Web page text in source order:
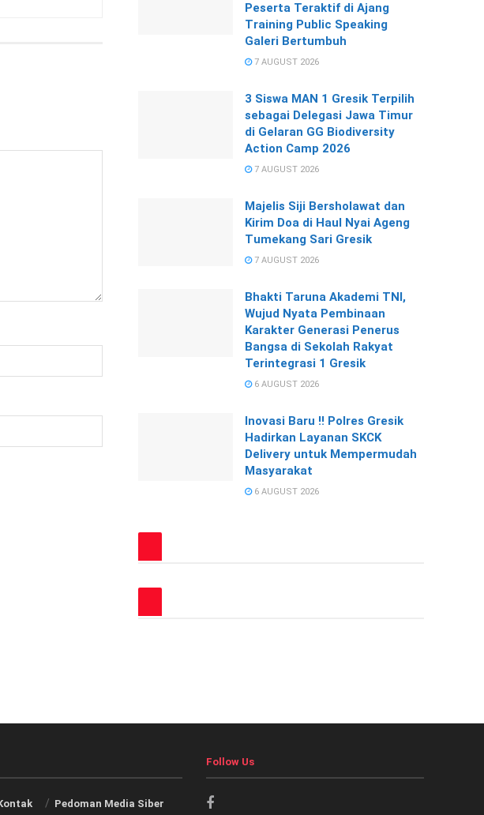
Peserta Teraktif di Ajang
Training Public Speaking
Galeri Bertumbuh
7 AUGUST 2026
3 Siswa MAN 1 Gresik Terpilih
sebagai Delegasi Jawa Timur
di Gelaran GG Biodiversity
Action Camp 2026
7 AUGUST 2026
Majelis Siji Bersholawat dan
Kirim Doa di Haul Nyai Ageng
Tumekang Sari Gresik
7 AUGUST 2026
Bhakti Taruna Akademi TNI,
Wujud Nyata Pembinaan
Karakter Generasi Penerus
Bangsa di Sekolah Rakyat
Terintegrasi 1 Gresik
6 AUGUST 2026
Inovasi Baru !! Polres Gresik
Hadirkan Layanan SKCK
Delivery untuk Mempermudah
Masyarakat
6 AUGUST 2026
Pedoman Media Siber
Follow Us